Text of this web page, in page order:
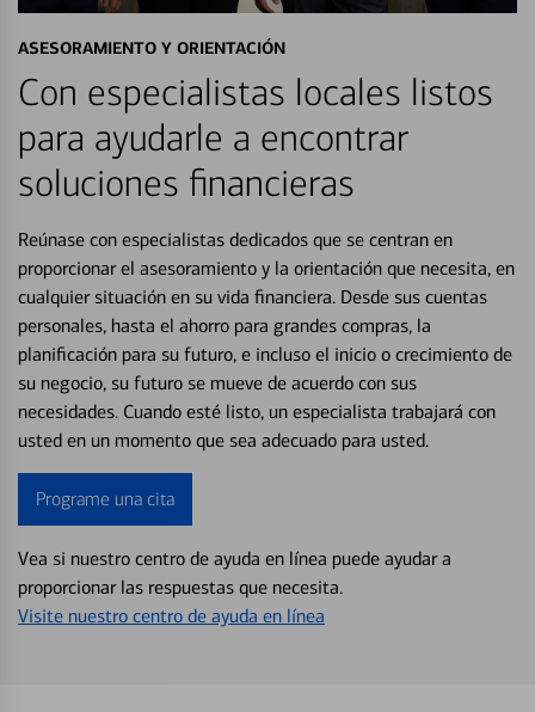
ASESORAMIENTO Y ORIENTACIÓN
Con especialistas locales listos
para ayudarle a encontrar
soluciones financieras
Reúnase con especialistas dedicados que se centran en
proporcionar el asesoramiento y la orientación que necesita, en
cualquier situación en su vida financiera. Desde sus cuentas
personales, hasta el ahorro para grandes compras, la
planificación para su futuro, e incluso el inicio o crecimiento de
su negocio, su futuro se mueve de acuerdo con sus
necesidades. Cuando esté listo, un especialista trabajará con
usted en un momento que sea adecuado para usted.
Programe una cita
Vea si nuestro centro de ayuda en línea puede ayudar a
proporcionar las respuestas que necesita.
Visite nuestro centro de ayuda en línea